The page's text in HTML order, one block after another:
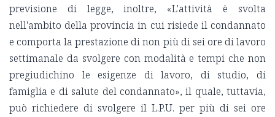
previsione di legge, inoltre, «L'attività è svolta
nell'ambito della provincia in cui risiede il condannato
e comporta la prestazione di non più di sei ore di lavoro
settimanale da svolgere con modalità e tempi che non
pregiudichino le esigenze di lavoro, di studio, di
famiglia e di salute del condannato», il quale, tuttavia,
può richiedere di svolgere il L.P.U. per più di sei ore